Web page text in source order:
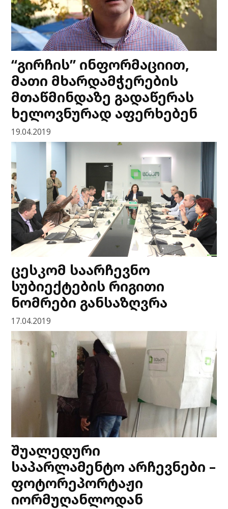
“გირჩის” ინფორმაციით,
მათი მხარდამჭერების
მთაწმინდაზე გადაწერას
ხელოვნურად აფერხებენ
19.04.2019
ცესკომ საარჩევნო
სუბიექტების რიგითი
ნომრები განსაზღვრა
17.04.2019
შუალედური
საპარლამენტო არჩევნები –
ფოტორეპორტაჟი
იორმუღანლოდან